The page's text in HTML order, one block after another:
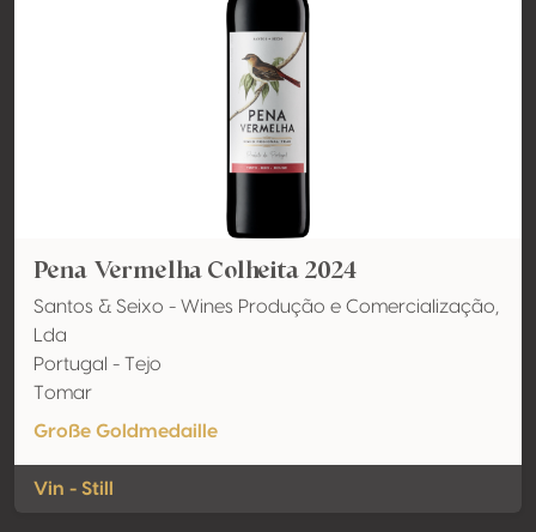
Pena Vermelha Colheita 2024
Santos & Seixo - Wines Produção e Comercialização,
Lda
Portugal - Tejo
Tomar
Große Goldmedaille
Vin - Still